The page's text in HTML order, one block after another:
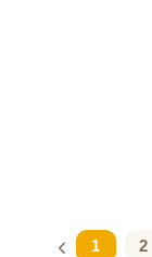
1 2